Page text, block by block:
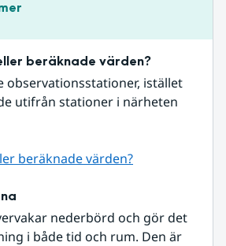
beräknade värden?
observationsstationer, istället
utifrån stationer i närheten
beräknade värden?
nederbörd och gör det
i både tid och rum. Den är